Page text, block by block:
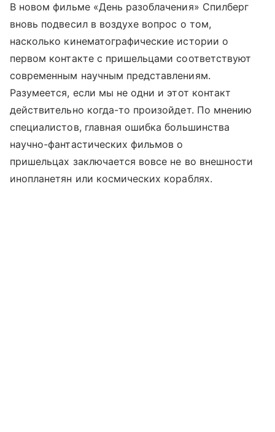
В новом фильме «День разоблачения» Спилберг
вновь подвесил в воздухе вопрос о том,
насколько кинематографические истории о
первом контакте с пришельцами соответствуют
современным научным представлениям.
Разумеется, если мы не одни и этот контакт
действительно когда-то произойдет. По мнению
специалистов, главная ошибка большинства
научно-фантастических фильмов о
пришельцах заключается вовсе не во внешности
инопланетян или космических кораблях.